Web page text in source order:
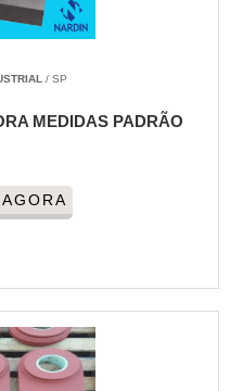
/ SP
MEDIDAS PADRÃO